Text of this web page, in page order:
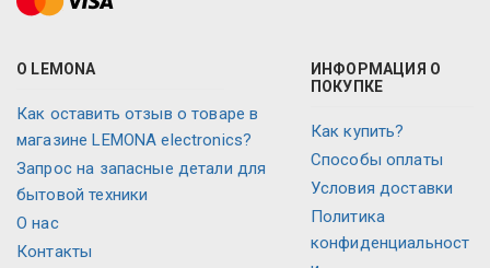
О LEMONA
Как оставить отзыв о товаре в
магазине LEMONA electronics?
Запрос на запасные детали для
бытовой техники
О нас
Контакты
ИНФОРМАЦИЯ О
ПОКУПКЕ
Как купить?
Способы оплаты
Условия доставки
Политика
конфиденциальност